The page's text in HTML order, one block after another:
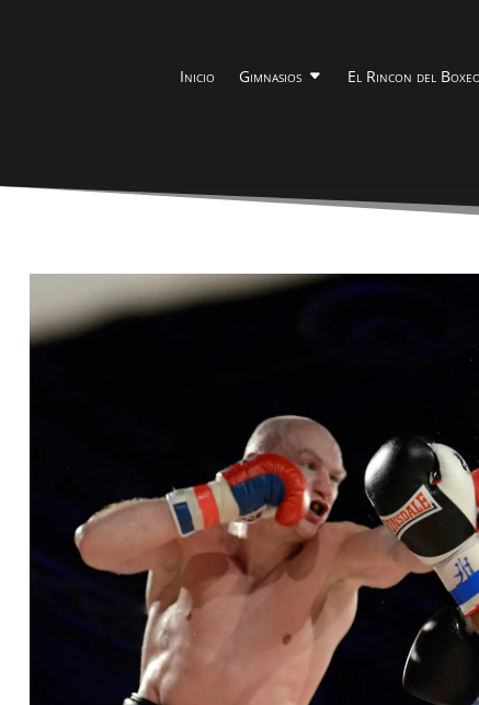
Inicio Gimnasios El Rincon del